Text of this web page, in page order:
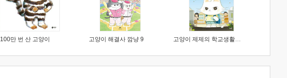
100만 번 산 고양이 고양이 해결사 깜냥 9 고양이 제제의 학교생활 1 : 초등학생이 이렇게 힘들 줄이야